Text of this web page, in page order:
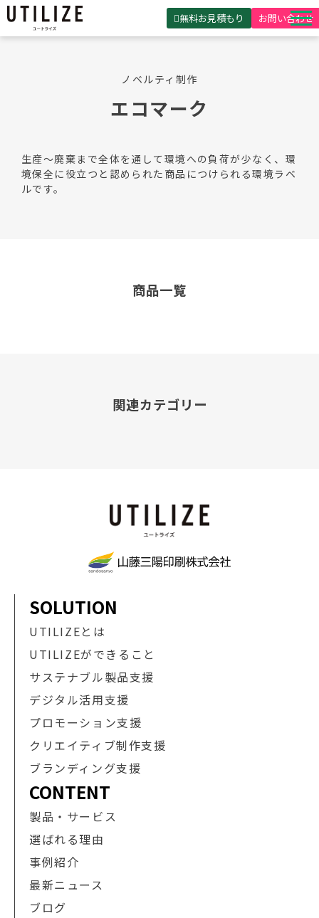
無料お見積もり お問い合わせ
製品・サービス
無料見積ガイド
事例紹介
ノベルティ制作
エコマーク
生産～廃棄まで全体を通して環境への負荷が少なく、環
境保全に役立つと認められた商品につけられる環境ラベ
ルです。
商品一覧
関連カテゴリー
SOLUTION
UTILIZEとは
UTILIZEができること
サステナブル製品支援
デジタル活用支援
プロモーション支援
クリエイティブ制作支援
ブランディング支援
CONTENT
製品・サービス
選ばれる理由
事例紹介
最新ニュース
ブログ